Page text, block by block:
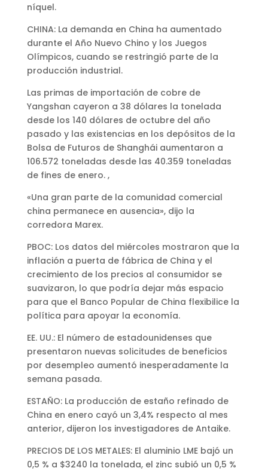
níquel.
CHINA: La demanda en China ha aumentado
durante el Año Nuevo Chino y los Juegos
Olímpicos, cuando se restringió parte de la
producción industrial.
Las primas de importación de cobre de
Yangshan cayeron a 38 dólares la tonelada
desde los 140 dólares de octubre del año
pasado y las existencias en los depósitos de la
Bolsa de Futuros de Shanghái aumentaron a
106.572 toneladas desde las 40.359 toneladas
de fines de enero. ,
«Una gran parte de la comunidad comercial
china permanece en ausencia», dijo la
corredora Marex.
PBOC: Los datos del miércoles mostraron que la
inflación a puerta de fábrica de China y el
crecimiento de los precios al consumidor se
suavizaron, lo que podría dejar más espacio
para que el Banco Popular de China flexibilice la
política para apoyar la economía.
EE. UU.: El número de estadounidenses que
presentaron nuevas solicitudes de beneficios
por desempleo aumentó inesperadamente la
semana pasada.
ESTAÑO: La producción de estaño refinado de
China en enero cayó un 3,4% respecto al mes
anterior, dijeron los investigadores de Antaike.
PRECIOS DE LOS METALES: El aluminio LME bajó un
0,5 % a $3240 la tonelada, el zinc subió un 0,5 %